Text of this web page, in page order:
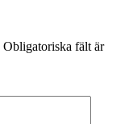
Obligatoriska fält är